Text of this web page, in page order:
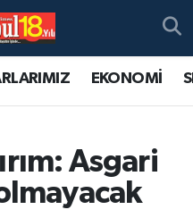
EKONOMİ
Asgari